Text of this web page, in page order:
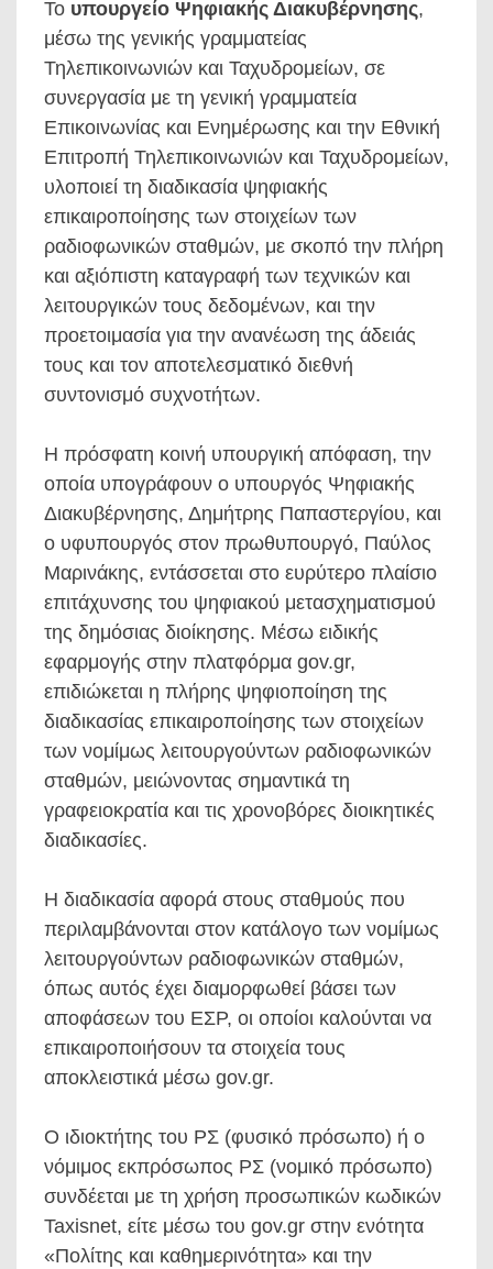
Το υπουργείο Ψηφιακής Διακυβέρνησης,
μέσω της γενικής γραμματείας
Τηλεπικοινωνιών και Ταχυδρομείων, σε
συνεργασία με τη γενική γραμματεία
Επικοινωνίας και Ενημέρωσης και την Εθνική
Επιτροπή Τηλεπικοινωνιών και Ταχυδρομείων,
υλοποιεί τη διαδικασία ψηφιακής
επικαιροποίησης των στοιχείων των
ραδιοφωνικών σταθμών, με σκοπό την πλήρη
και αξιόπιστη καταγραφή των τεχνικών και
λειτουργικών τους δεδομένων, και την
προετοιμασία για την ανανέωση της άδειάς
τους και τον αποτελεσματικό διεθνή
συντονισμό συχνοτήτων.
Η πρόσφατη κοινή υπουργική απόφαση, την
οποία υπογράφουν ο υπουργός Ψηφιακής
Διακυβέρνησης, Δημήτρης Παπαστεργίου, και
ο υφυπουργός στον πρωθυπουργό, Παύλος
Μαρινάκης, εντάσσεται στο ευρύτερο πλαίσιο
επιτάχυνσης του ψηφιακού μετασχηματισμού
της δημόσιας διοίκησης. Μέσω ειδικής
εφαρμογής στην πλατφόρμα gov.gr,
επιδιώκεται η πλήρης ψηφιοποίηση της
διαδικασίας επικαιροποίησης των στοιχείων
των νομίμως λειτουργούντων ραδιοφωνικών
σταθμών, μειώνοντας σημαντικά τη
γραφειοκρατία και τις χρονοβόρες διοικητικές
διαδικασίες.
Η διαδικασία αφορά στους σταθμούς που
περιλαμβάνονται στον κατάλογο των νομίμως
λειτουργούντων ραδιοφωνικών σταθμών,
όπως αυτός έχει διαμορφωθεί βάσει των
αποφάσεων του ΕΣΡ, οι οποίοι καλούνται να
επικαιροποιήσουν τα στοιχεία τους
αποκλειστικά μέσω gov.gr.
Ο ιδιοκτήτης του ΡΣ (φυσικό πρόσωπο) ή ο
νόμιμος εκπρόσωπος ΡΣ (νομικό πρόσωπο)
συνδέεται με τη χρήση προσωπικών κωδικών
Taxisnet, είτε μέσω του gov.gr στην ενότητα
«Πολίτης και καθημερινότητα» και την